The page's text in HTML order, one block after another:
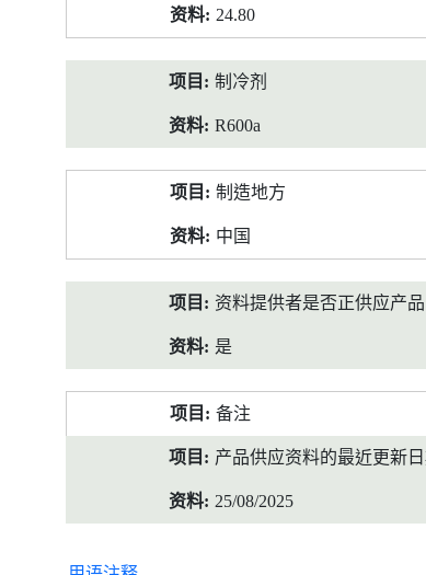
24.80
制冷剂
R600a
制造地方
中国
资料提供者是否正供应产品
是
备注
产品供应资料的最近更新
25/08/2025